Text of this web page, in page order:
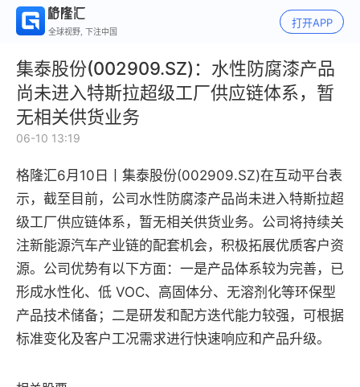
全球视野, 下注中国
打开APP
集泰股份(002909.SZ)：水性防腐漆产品
尚未进入特斯拉超级工厂供应链体系，暂
无相关供货业务
06-10 13:19
格隆汇6月10日丨 集泰股份(002909.SZ)在互动平台表
示， 截至目前，公司水性防腐漆产品尚未进入特斯拉超
级工厂供应链体系，暂无相关供货业务。公司将持续关
注新能源汽车产业链的配套机会，积极拓展优质客户资
源。公司优势有以下方面：一是产品体系较为完善，已
形成水性化、低 VOC、高固体分、无溶剂化等环保型
产品技术储备；二是研发和配方迭代能力较强，可根据
标准变化及客户工况需求进行快速响应和产品升级。